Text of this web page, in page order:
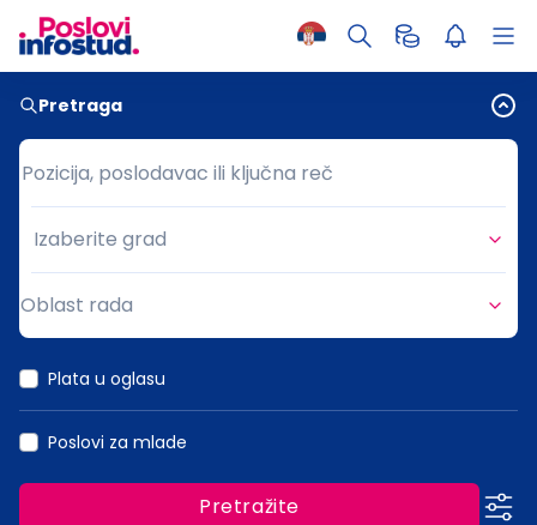
Pretraga
Pozicija, poslodavac ili ključna reč
Pozicija, poslodavac ili ključna reč
Grad
Izaberite grad
Oblast rada
Plata u oglasu
Poslovi za mlade
Pretražite